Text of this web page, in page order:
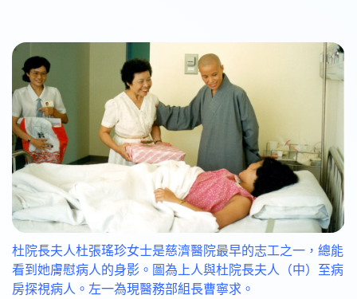
杜院長夫人杜張瑤珍女士是慈濟醫院最早的志工之一，總能
看到她膚慰病人的身影。圖為上人與杜院長夫人（中）至病
房探視病人。左一為現醫務部組長曹寧求。